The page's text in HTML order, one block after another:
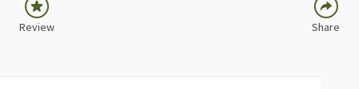
Review Share